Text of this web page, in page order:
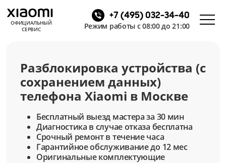
ОФИЦИАЛЬНЫЙ
СЕРВИС
+7 (495) 032-34-40
Режим работы с 08:00 до 21:00
Разблокировка устройства (с
сохранением данных)
телефона Xiaomi в Москве
Бесплатный выезд мастера за 30 мин
Диагностика в случае отказа бесплатна
Срочный ремонт в течение часа
Гарантийное обслуживание до 12 мес
Оригинальные комплектующие